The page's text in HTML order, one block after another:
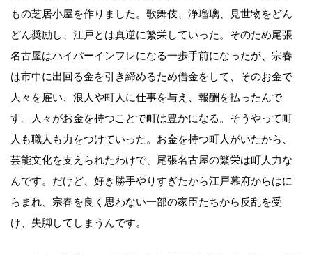
もの芝居小屋を作りました。歌舞伎、浄瑠璃、見世物をどん
どん奨励し、江戸とは真逆に繁栄していった。そのため尾張
名古屋はハイパーインフレになる一歩手前になったが、宗春
は市中に出回る金を引き締めるため借金をして、そのお金で
人々を雇い、浪人や町人に仕事を与え、報酬を払ったんで
す。人々がお金を持つことで町は豊かになる。そうやって町
人も職人も力をつけていった。お金を持つ町人がいたから、
芸能文化を支えられたわけで、尾張名古屋の繁栄は町人力な
んです。だけど、好き勝手やりすぎたから江戸幕府からはに
らまれ、宗春を良く思わない一部の家臣たちから反乱を受
け、失脚してしまうんです。